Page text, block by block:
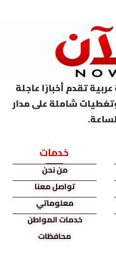
تقدم أخبارًا عاجلة
شاملة على مدار
خدمات
من نحن
تواصل معنا
معلوماتي
خدمات المواطن
محافظات